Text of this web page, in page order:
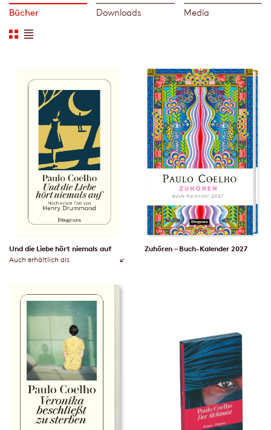
Bücher Downloads Media
Und die Liebe hört niemals auf
Auch erhältlich als
Zuhören – Buch-Kalender 2027